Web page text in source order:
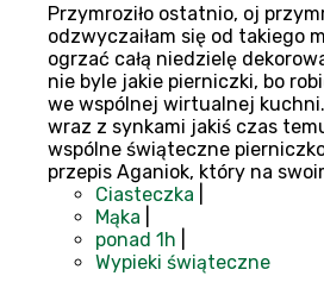
Przymroziło ostatnio, oj
odzwyczaiłam się od takiego
ogrzać całą niedzielę
nie byle jakie pierniczki, bo
we wspólnej wirtualnej
wraz z synkami jakiś czas
wspólne świąteczne
przepis Aganiok, który na
Ciasteczka
Mąka
ponad 1h
Wypieki świąteczne